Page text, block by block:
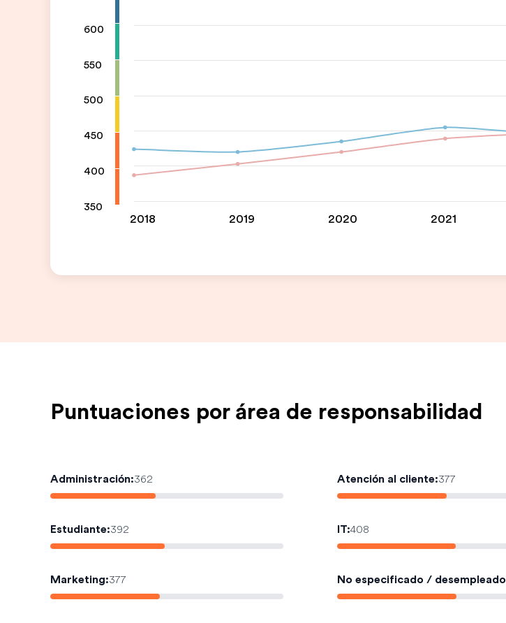
600
550
500
450
400
350
2018 2019 2020 2021
Puntuaciones por área de responsabilidad
Administración:362 Atención al cliente:377
Estudiante:392 IT:408
Marketing:377 No especificado / desempleado